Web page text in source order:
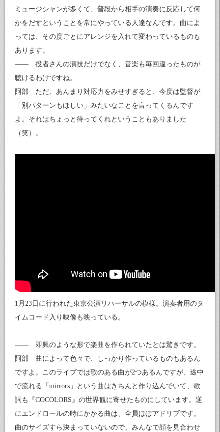
ミュージシャンが多くて、普段から相手の演奏に反応して何
かをだすということを常にやっている人達なんです。曲によ
っては、その度ごとにアレンジを入れて変わっているものも
あります。
—— 役者さんの演技だけでなく、音楽も毎回違ったものが
聴けるわけですね。
阿部 ただ、あんまり対応力をみせすぎると、今度は監督が
「別パターンもほしい」みたいなことを言ってくるんです
よ。それはちょっと待ってくれということもありました
（笑）。
1月23日に行われた東京公演リハーサルの模様。演奏者用のタ
イムコード入り映像も映っている。
—— 即興のような形で楽曲を作られていたとは驚きです。
阿部 曲によって色々で、しっかり作っているものもあるん
ですよ。このライブでは歌のある曲が2つあるんですが、途中
で流れる「mirrors」という曲はきちんと作り込んでいて、歌
詞も『COCOLORS』の世界観に寄せたものにしています。逆
にエンドロールの時にかかる曲は、全員ほぼアドリブです。
曲のサイズすら決まっていないので、みんなで顔を見合わせ